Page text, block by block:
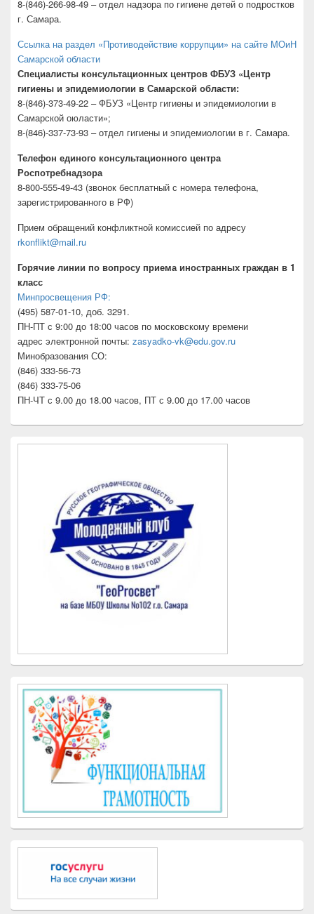
8-(846)-266-98-49 – отдел надзора по гигиене детей о подростков
г. Самара.
Ссылка на раздел «Противодействие коррупции» на сайте МОиН
Самарской области
Специалисты консультационных центров ФБУЗ «Центр
гигиены и эпидемиологии в Самарской области:
8-(846)-373-49-22 – ФБУЗ «Центр гигиены и эпидемиологии в
Самарской оюласти»;
8-(846)-337-73-93 – отдел гигиены и эпидемиологии в г. Самара.
Телефон единого консультационного центра
Роспотребнадзора
8-800-555-49-43 (звонок бесплатный с номера телефона,
зарегистрированного в РФ)
Прием обращений конфликтной комиссией по адресу
rkonflikt@mail.ru
Горячие линии по вопросу приема иностранных граждан в 1
класс
Минпросвещения РФ:
(495) 587-01-10, доб. 3291.
ПН-ПТ с 9:00 до 18:00 часов по московскому времени
адрес электронной почты: zasyadko-vk@edu.gov.ru
Минобразования СО:
(846) 333-56-73
(846) 333-75-06
ПН-ЧТ с 9.00 до 18.00 часов, ПТ с 9.00 до 17.00 часов